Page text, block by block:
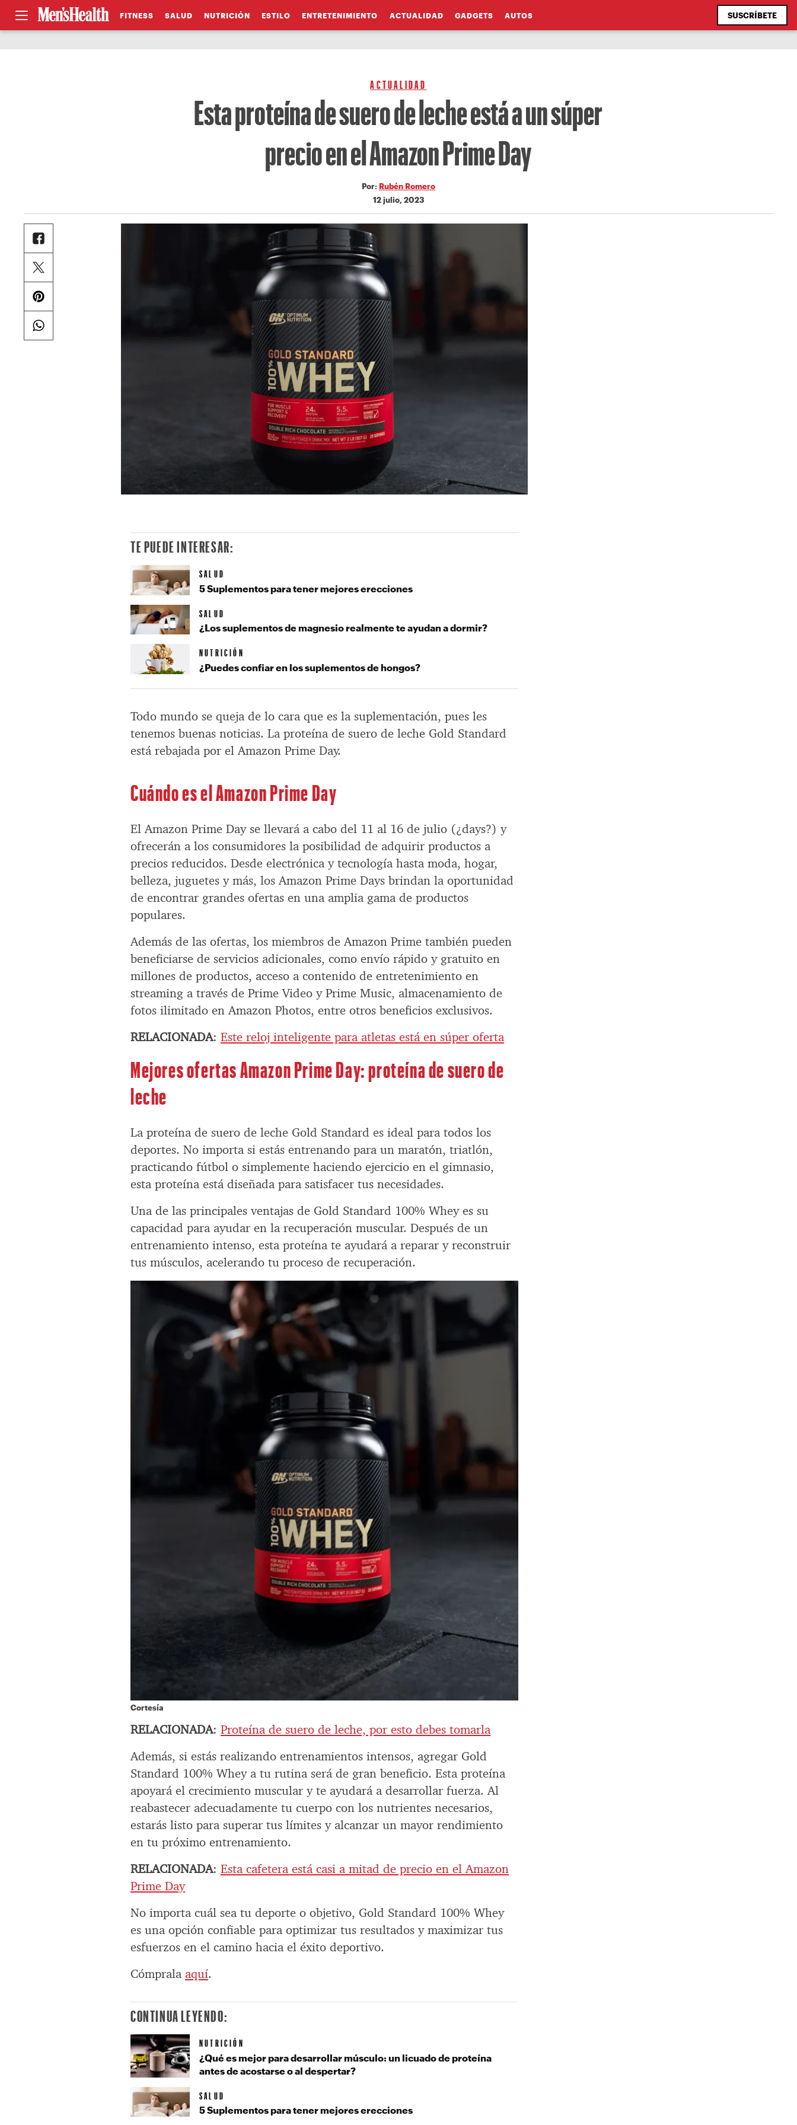
FITNESS SALUD NUTRICIÓN ESTILO ENTRETENIMIENTO ACTUALIDAD GADGETS AUTOS SUSCRÍBETE
ACTUALIDAD
Esta proteína de suero de leche está a un súper
precio en el Amazon Prime Day
Por: Rubén Romero
12 julio, 2023
Todo mundo se queja de lo cara que es la suplementación, pues les
tenemos buenas noticias. La proteína de suero de leche Gold Standard
está rebajada por el Amazon Prime Day.
Cuándo es el Amazon Prime Day
El Amazon Prime Day se llevará a cabo del 11 al 16 de julio (¿days?) y
ofrecerán a los consumidores la posibilidad de adquirir productos a
precios reducidos. Desde electrónica y tecnología hasta moda, hogar,
belleza, juguetes y más, los Amazon Prime Days brindan la oportunidad
de encontrar grandes ofertas en una amplia gama de productos
populares.
Además de las ofertas, los miembros de Amazon Prime también pueden
beneficiarse de servicios adicionales, como envío rápido y gratuito en
millones de productos, acceso a contenido de entretenimiento en
streaming a través de Prime Video y Prime Music, almacenamiento de
fotos ilimitado en Amazon Photos, entre otros beneficios exclusivos.
RELACIONADA:Este reloj inteligente para atletas está en súper oferta
Mejores ofertas Amazon Prime Day: proteína de suero de
leche
La proteína de suero de leche Gold Standard es ideal para todos los
deportes. No importa si estás entrenando para un maratón, triatlón,
practicando fútbol o simplemente haciendo ejercicio en el gimnasio,
esta proteína está diseñada para satisfacer tus necesidades.
Una de las principales ventajas de Gold Standard 100% Whey es su
capacidad para ayudar en la recuperación muscular. Después de un
entrenamiento intenso, esta proteína te ayudará a reparar y reconstruir
tus músculos, acelerando tu proceso de recuperación.
Cortesía
RELACIONADA:Proteína de suero de leche, por esto debes tomarla
Además, si estás realizando entrenamientos intensos, agregar Gold
Standard 100% Whey a tu rutina será de gran beneficio. Esta proteína
apoyará el crecimiento muscular y te ayudará a desarrollar fuerza. Al
reabastecer adecuadamente tu cuerpo con los nutrientes necesarios,
estarás listo para superar tus límites y alcanzar un mayor rendimiento
en tu próximo entrenamiento.
RELACIONADA:Esta cafetera está casi a mitad de precio en el Amazon
Prime Day
No importa cuál sea tu deporte o objetivo, Gold Standard 100% Whey
es una opción confiable para optimizar tus resultados y maximizar tus
esfuerzos en el camino hacia el éxito deportivo.
Cómpralaaquí.
TE PUEDE INTERESAR:
SALUD
5 Suplementos para tener mejores erecciones
SALUD
¿Los suplementos de magnesio realmente te ayudan a dormir?
NUTRICIÓN
¿Puedes confiar en los suplementos de hongos?
CONTINUA LEYENDO:
NUTRICIÓN
¿Qué es mejor para desarrollar músculo: un licuado de proteína
antes de acostarse o al despertar?
SALUD
5 Suplementos para tener mejores erecciones